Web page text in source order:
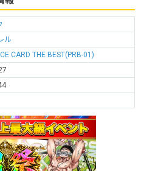
ル
CARD THE BEST(PRB-01)